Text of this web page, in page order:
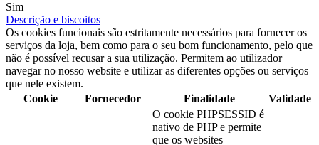
Sim
Descrição e biscoitos
Os cookies funcionais são estritamente necessários para fornecer os
serviços da loja, bem como para o seu bom funcionamento, pelo que
não é possível recusar a sua utilização. Permitem ao utilizador
navegar no nosso website e utilizar as diferentes opções ou serviços
que nele existem.
Cookie
Fornecedor Finalidade Validade
O cookie PHPSESSID é
nativo de PHP e permite
que os websites